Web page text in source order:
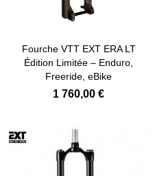
Fourche VTT EXT ERA LT
Édition Limitée – Enduro,
Freeride, eBike
1 760,00 €